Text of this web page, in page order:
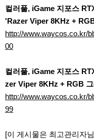
컬러풀, iGame 지포스
'Razer Viper 8KHz +
http://www.waycos.co.kr/
00
컬러풀, iGame 지포스
zer Viper 8KHz + RGB
http://www.waycos.co.kr/
99
[이 게시물은 최고관리자